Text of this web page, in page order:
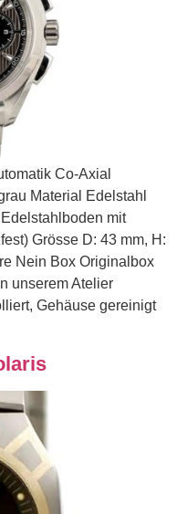
Co-Axial
Material Edelstahl
mit
Grösse D: 43 mm, H:
Nein Box Originalbox
unserem Atelier
Gehäuse gereinigt